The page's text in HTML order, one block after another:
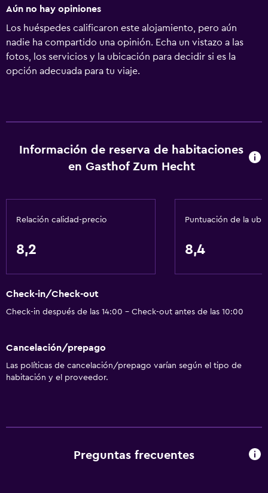
Aún no hay opiniones
Los huéspedes calificaron este alojamiento, pero aún
nadie ha compartido una opinión. Echa un vistazo a las
fotos, los servicios y la ubicación para decidir si es la
opción adecuada para tu viaje.
Información de reserva de habitaciones
en Gasthof Zum Hecht
Relación calidad-precio
8,2
Puntuación de la
8,4
Check-in/Check-out
Check-in después de las 14:00 - Check-out antes de las 10:00
Cancelación/prepago
Las políticas de cancelación/prepago varían según el tipo de
habitación y el proveedor.
Preguntas frecuentes